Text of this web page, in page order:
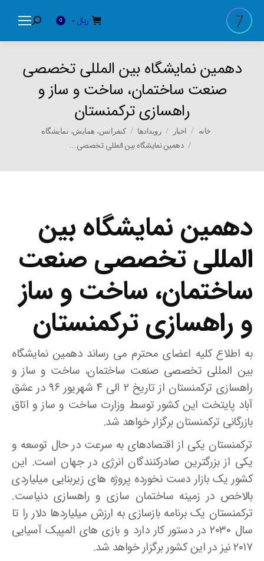
ریال 0
Search:
دهمین نمایشگاه بین المللی تخصصی
صنعت ساختمان، ساخت و ساز و
راهسازی ترکمنستان
You are here:
خانه اخبار رویدادها کنفرانس، همایش، نمایشگاه
دهمین نمایشگاه بین المللی تخصصی…
دهمین نمایشگاه بین
المللی تخصصی صنعت
ساختمان، ساخت و ساز
و راهسازی ترکمنستان
به اطلاع کلیه اعضای محترم می رساند دهمین نمایشگاه
بین المللی تخصصی صنعت ساختمان، ساخت و ساز و
راهسازی ترکمنستان از تاریخ ۲ الی ۴ شهریور ۹۶ در عشق
آباد پایتخت این کشور توسط وزارت ساخت و ساز و اتاق
بازرگانی ترکمنستان برگزار خواهد شد.
ترکمنستان یکی از اقتصادهای به سرعت در حال توسعه و
یکی از بزرگترین صادرکنندگان انرژی در جهان است. این
کشور یک بازار دست نخورده پروژه های زیربنایی میلیاردی
بالاخص در زمینه ساختمان سازی و راهسازی دنیاست.
ترکمنستان یک برنامه بازسازی به ارزش میلیاردها دلار را تا
سال ۲۰۳۰ در دستور کار دارد و بازی های المپیک آسیایی
۲۰۱۷ نیز در این کشور برگزار خواهد شد.